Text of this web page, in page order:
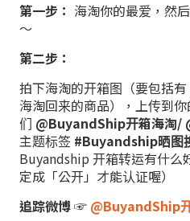
第一步： 海淘你的最爱，然
～
第二步：
拍下海淘的开箱图（要包括
海淘回来的商品），上传到
们 @BuyandShip开箱海淘
主题标签 #Buyandship晒图
Buyandship 开箱转运有什么
定成「公开」才能认证喔）
追踪微博 ☞ @BuyandShip